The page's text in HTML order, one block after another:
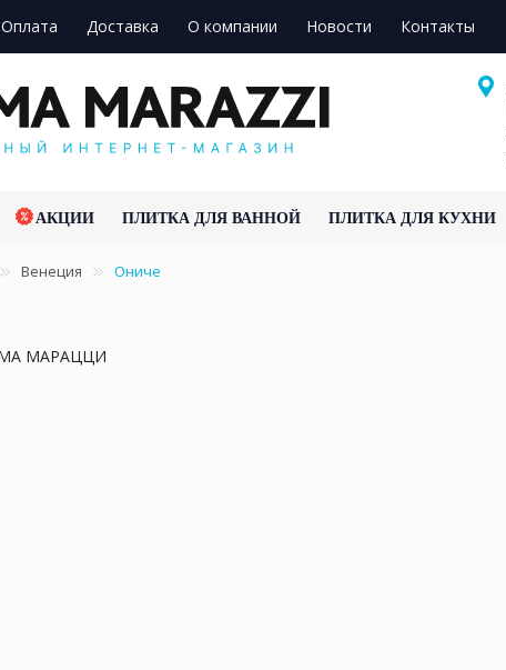
Оплата Доставка О компании Новости Контакты
АКЦИИ ПЛИТКА ДЛЯ ВАННОЙ ПЛИТКА ДЛЯ КУХНИ
Венеция Ониче